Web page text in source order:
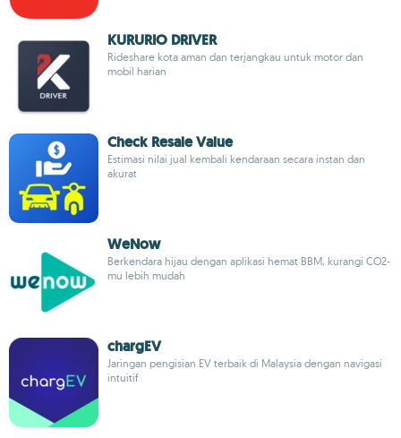
KURURIO DRIVER
Rideshare kota aman dan terjangkau untuk motor dan
mobil harian
Check Resale Value
Estimasi nilai jual kembali kendaraan secara instan dan
akurat
WeNow
Berkendara hijau dengan aplikasi hemat BBM, kurangi CO2-
mu lebih mudah
chargEV
Jaringan pengisian EV terbaik di Malaysia dengan navigasi
intuitif